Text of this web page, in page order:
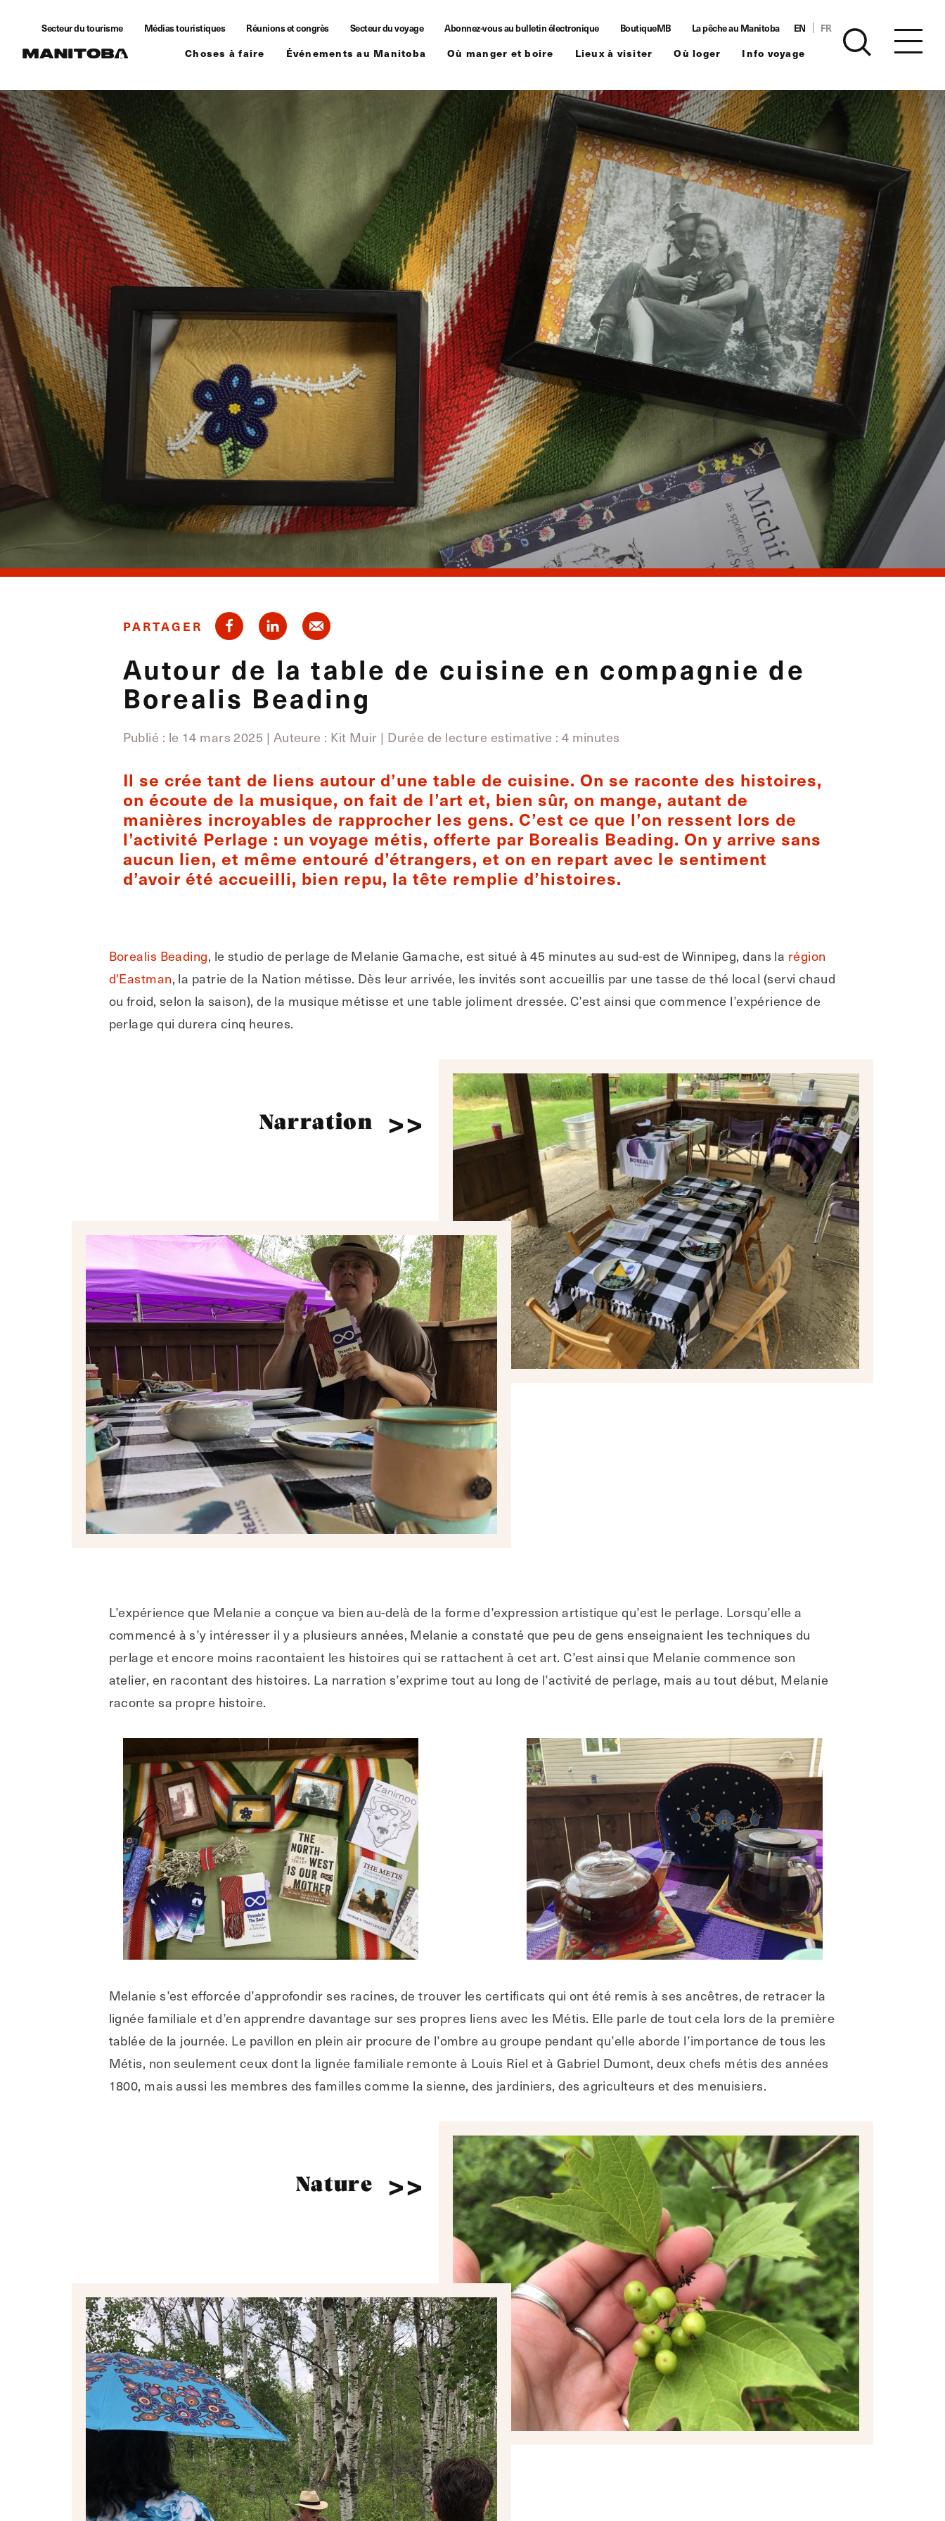
Secteur du tourisme Médias touristiques Réunions et congrès Secteur du voyage Abonnez-vous au bulletin électronique BoutiqueMB La pêche au Manitoba FR
EN
Choses à faire Événements au Manitoba Où manger et boire Lieux à visiter Où loger Info voyage
PARTAGER
Autour de la table de cuisine en compagnie de
Borealis Beading
Publié : le 14 mars 2025 | Auteure : Kit Muir | Durée de lecture estimative : 4 minutes
Il se crée tant de liens autour d’une table de cuisine. On se raconte des histoires,
on écoute de la musique, on fait de l’art et, bien sûr, on mange, autant de
manières incroyables de rapprocher les gens. C’est ce que l’on ressent lors de
l’activité Perlage : un voyage métis, offerte par Borealis Beading. On y arrive sans
aucun lien, et même entouré d’étrangers, et on en repart avec le sentiment
d’avoir été accueilli, bien repu, la tête remplie d’histoires.
Borealis Beading, le studio de perlage de Melanie Gamache, est situé à 45 minutes au sud-est de Winnipeg, dans la région
d'Eastman, la patrie de la Nation métisse. Dès leur arrivée, les invités sont accueillis par une tasse de thé local (servi chaud
ou froid, selon la saison), de la musique métisse et une table joliment dressée. C’est ainsi que commence l’expérience de
perlage qui durera cinq heures.
Narration
L’expérience que Melanie a conçue va bien au-delà de la forme d’expression artistique qu’est le perlage. Lorsqu’elle a
commencé à s’y intéresser il y a plusieurs années, Melanie a constaté que peu de gens enseignaient les techniques du
perlage et encore moins racontaient les histoires qui se rattachent à cet art. C’est ainsi que Melanie commence son
atelier, en racontant des histoires. La narration s’exprime tout au long de l’activité de perlage, mais au tout début, Melanie
raconte sa propre histoire.
Melanie s’est efforcée d’approfondir ses racines, de trouver les certificats qui ont été remis à ses ancêtres, de retracer la
lignée familiale et d’en apprendre davantage sur ses propres liens avec les Métis. Elle parle de tout cela lors de la première
tablée de la journée. Le pavillon en plein air procure de l’ombre au groupe pendant qu’elle aborde l’importance de tous les
Métis, non seulement ceux dont la lignée familiale remonte à Louis Riel et à Gabriel Dumont, deux chefs métis des années
1800, mais aussi les membres des familles comme la sienne, des jardiniers, des agriculteurs et des menuisiers.
Nature